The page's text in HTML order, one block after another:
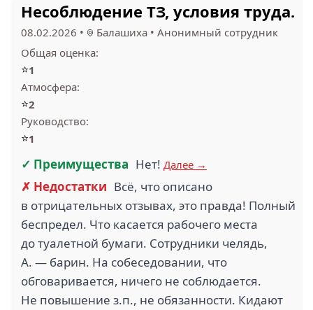
Несоблюдение ТЗ, условия труда.
08.02.2026 • Балашиха • Анонимный сотрудник
Общая оценка:
⭐1
Атмосфера:
⭐2
Руководство:
⭐1
✓ Преимущества Нет! Далее →
✗ Недостатки Всё, что описано
в отрицательных отзывах, это правда! Полный
беспредел. Что касается рабочего места
до туалетной бумаги. Сотрудники челядь,
А. — барин. На собеседовании, что
обговаривается, ничего не соблюдается.
Не повышение з.п., не обязанности. Кидают